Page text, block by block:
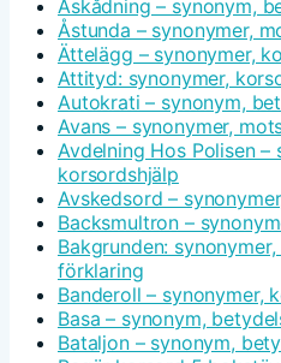
Åskådning – synonym,
Åstunda – synonymer,
Ättelägg – synonymer,
Attityd: synonymer,
Autokrati – synonym,
Avans – synonymer,
Avdelning Hos Polisen
korsordshjälp
Avskedsord –
Backsmultron –
Bakgrunden:
förklaring
Banderoll – synonymer,
Basa – synonym,
Bataljon – synonym,